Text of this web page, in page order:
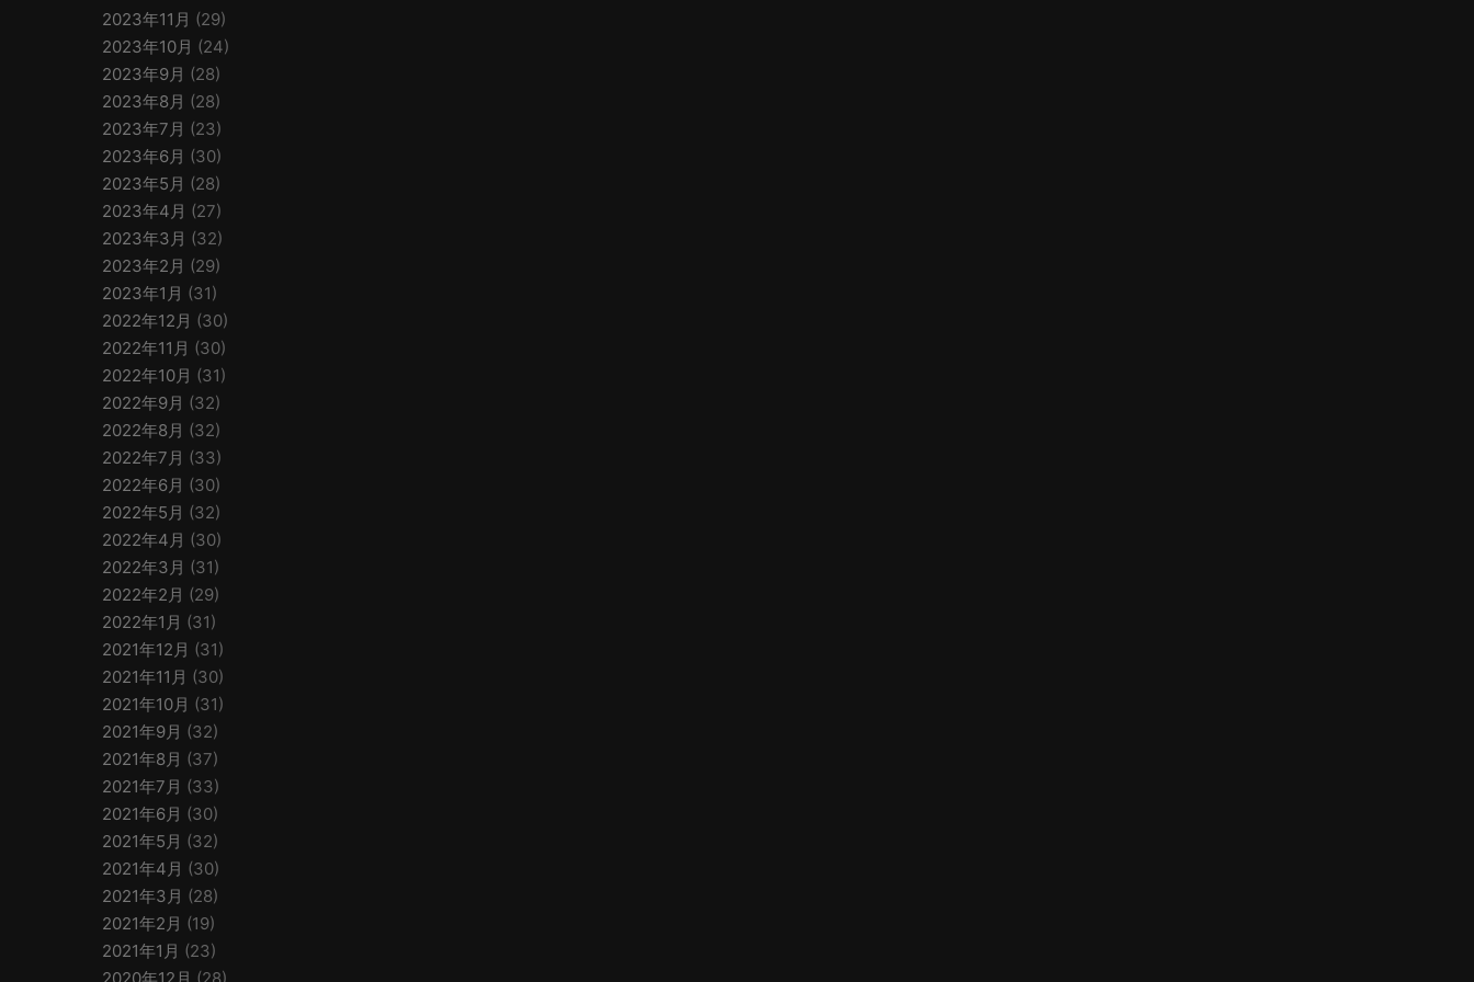
2023年11月 (29)
2023年10月 (24)
2023年9月 (28)
2023年8月 (28)
2023年7月 (23)
2023年6月 (30)
2023年5月 (28)
2023年4月 (27)
2023年3月 (32)
2023年2月 (29)
2023年1月 (31)
2022年12月 (30)
2022年11月 (30)
2022年10月 (31)
2022年9月 (32)
2022年8月 (32)
2022年7月 (33)
2022年6月 (30)
2022年5月 (32)
2022年4月 (30)
2022年3月 (31)
2022年2月 (29)
2022年1月 (31)
2021年12月 (31)
2021年11月 (30)
2021年10月 (31)
2021年9月 (32)
2021年8月 (37)
2021年7月 (33)
2021年6月 (30)
2021年5月 (32)
2021年4月 (30)
2021年3月 (28)
2021年2月 (19)
2021年1月 (23)